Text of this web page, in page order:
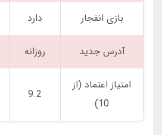
بازی انفجار دارد
آدرس جدید روزانه
امتیاز اعتماد (از
10)
9.2